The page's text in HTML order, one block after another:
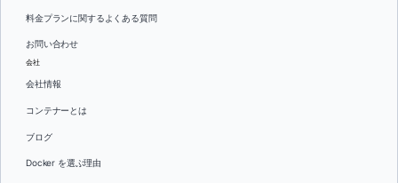
料金プランに関するよくある質問
お問い合わせ
会社
会社情報
コンテナーとは
ブログ
Docker を選ぶ理由